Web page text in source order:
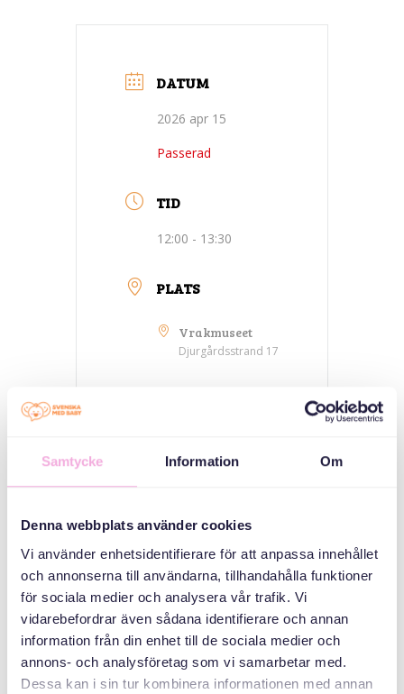
Samtycke Information Om
Denna webbplats använder cookies
Vi använder enhetsidentifierare för att anpassa innehållet
och annonserna till användarna, tillhandahålla funktioner
för sociala medier och analysera vår trafik. Vi
vidarebefordrar även sådana identifierare och annan
information från din enhet till de sociala medier och
annons- och analysföretag som vi samarbetar med.
Dessa kan i sin tur kombinera informationen med annan
DATUM
2026 apr 15
Passerad
TID
12:00 - 13:30
PLATS
Vrakmuseet
Djurgårdsstrand 17
Tre generationer
ARRANGÖR